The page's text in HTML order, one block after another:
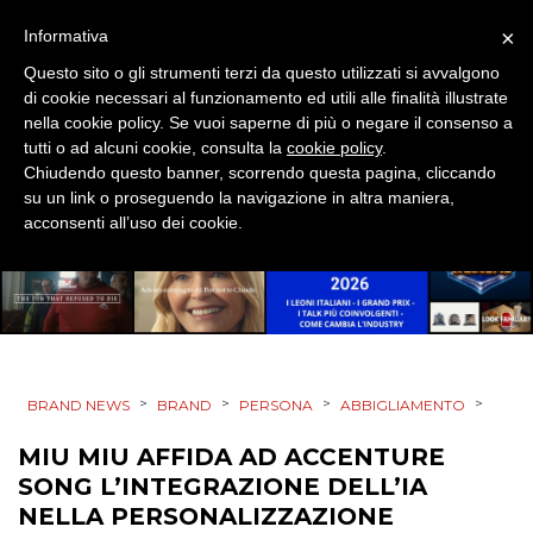
CINEMA
DIGITALE
ESTERNA
TV
BRAND NEWS > BRAND > PERSONA > ABBIGLIAMENTO >
MIU MIU AFFIDA AD ACCENTURE
SONG L’INTEGRAZIONE DELL’IA
NELLA PERSONALIZZAZIONE
×
Informativa
Questo sito o gli strumenti terzi da questo utilizzati si avvalgono
di cookie necessari al funzionamento ed utili alle finalità illustrate
nella cookie policy. Se vuoi saperne di più o negare il consenso a
tutti o ad alcuni cookie, consulta la cookie policy.
Chiudendo questo banner, scorrendo questa pagina, cliccando
su un link o proseguendo la navigazione in altra maniera,
acconsenti all’uso dei cookie.